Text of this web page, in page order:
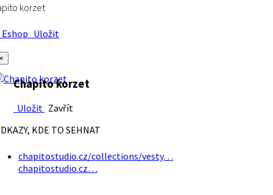
korzet
Uložit
Chapito korzet
Uložit Zavřít
KDE TO SEHNAT
chapitostudio.cz/collections/vesty…
chapitostudio.cz…